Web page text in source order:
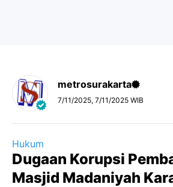
metrosurakarta
7/11/2025, 7/11/2025 WIB
Hukum
Dugaan Korupsi
Masjid Madaniyah